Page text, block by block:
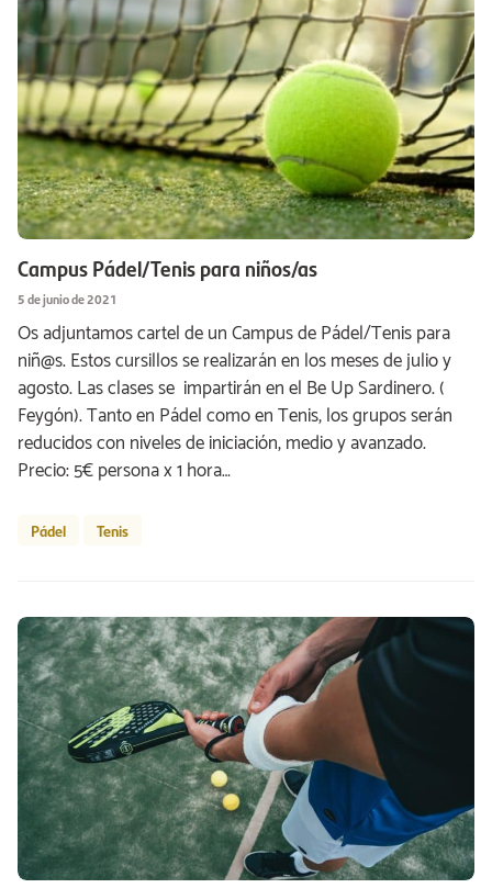
Campus Pádel/Tenis para niños/as
5 de junio de 2021
Os adjuntamos cartel de un Campus de Pádel/Tenis para
niñ@s. Estos cursillos se realizarán en los meses de julio y
agosto. Las clases se impartirán en el Be Up Sardinero. (
Feygón). Tanto en Pádel como en Tenis, los grupos serán
reducidos con niveles de iniciación, medio y avanzado.
Precio: 5€ persona x 1 hora…
Pádel Tenis